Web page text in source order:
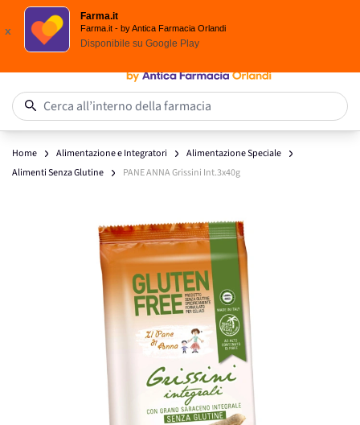
Spedizione
x
Farma.it
Farma.it - by Antica Farmacia Orlandi
Disponibile su Google Play
Salta al contenuto
Cerca all’interno della farmacia
Home Alimentazione e Integratori
Alimentazione Speciale
Alimenti Senza Glutine
PANE ANNA Grissini Int.3x40g